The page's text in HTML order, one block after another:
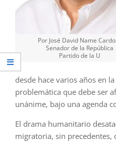
Por José David Name
Senador de la República
Partido de la U
desde hace varios años en
problemática que debe ser
unánime, bajo una agenda
El drama humanitario
migratoria, sin precedentes,